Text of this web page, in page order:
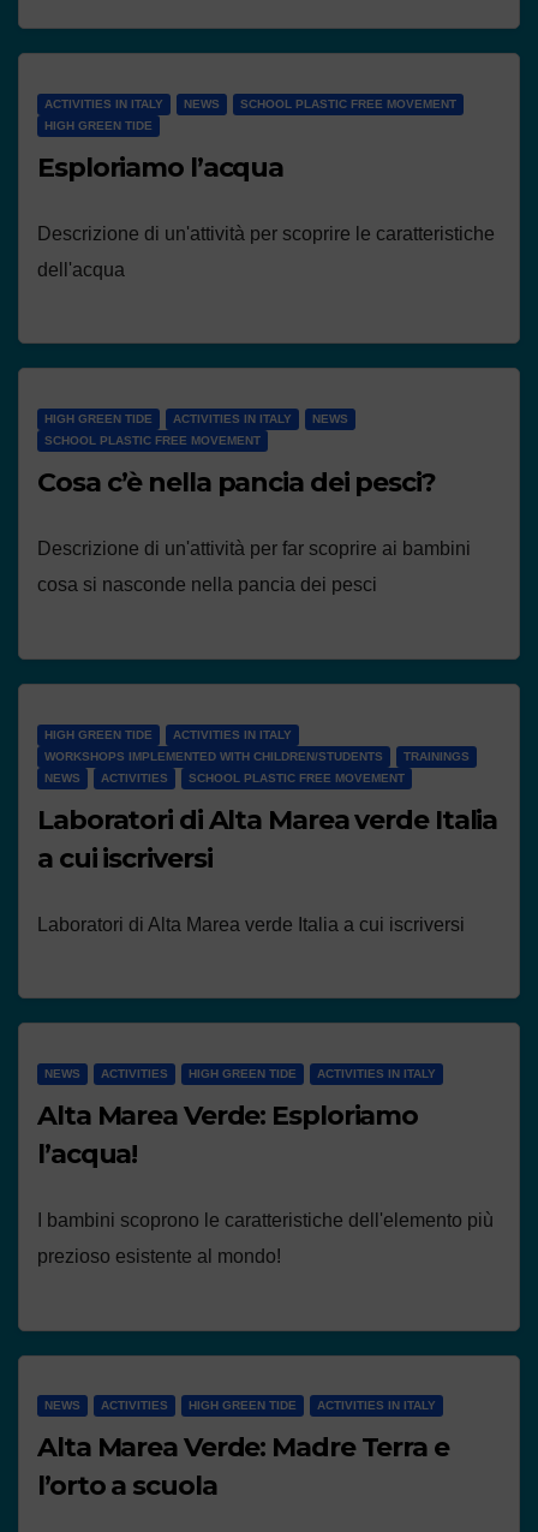
ACTIVITIES IN ITALY NEWS
SCHOOL PLASTIC FREE MOVEMENT
HIGH GREEN TIDE
Esploriamo l’acqua
Descrizione di un'attività per scoprire le caratteristiche
dell'acqua
HIGH GREEN TIDE ACTIVITIES IN ITALY
NEWS
SCHOOL PLASTIC FREE MOVEMENT
Cosa c’è nella pancia dei pesci?
Descrizione di un'attività per far scoprire ai bambini
cosa si nasconde nella pancia dei pesci
HIGH GREEN TIDE
ACTIVITIES IN ITALY
WORKSHOPS IMPLEMENTED WITH CHILDREN/STUDENTS
TRAININGS
NEWS
ACTIVITIES SCHOOL PLASTIC FREE MOVEMENT
Laboratori di Alta Marea verde Italia
a cui iscriversi
Laboratori di Alta Marea verde Italia a cui iscriversi
NEWS ACTIVITIES HIGH GREEN TIDE ACTIVITIES IN ITALY
Alta Marea Verde: Esploriamo
l’acqua!
I bambini scoprono le caratteristiche dell'elemento più
prezioso esistente al mondo!
NEWS ACTIVITIES HIGH GREEN TIDE ACTIVITIES IN ITALY
Alta Marea Verde: Madre Terra e
l’orto a scuola